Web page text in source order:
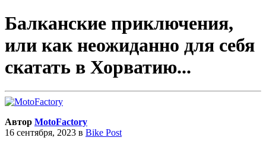
Балканские приключения,
или как неожиданно для себя
скатать в Хорватию...
Автор MotoFactory
16 сентября, 2023 в Bike Post